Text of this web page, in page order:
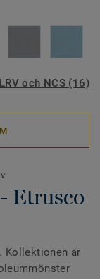
och NCS (16)
Etrusco
Kollektionen är